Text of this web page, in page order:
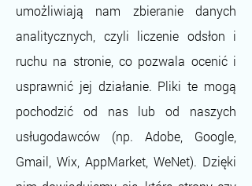
umożliwiają nam zbieranie danych
analitycznych, czyli liczenie odsłon i
ruchu na stronie, co pozwala ocenić i
usprawnić jej działanie. Pliki te mogą
pochodzić od nas lub od naszych
usługodawców (np. Adobe, Google,
Gmail, Wix, AppMarket, WeNet). Dzięki